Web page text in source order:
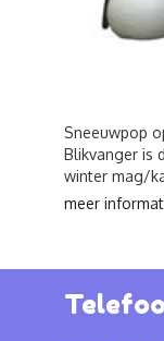
Sneeuwpop
Blikvanger is
winter mag/
meer